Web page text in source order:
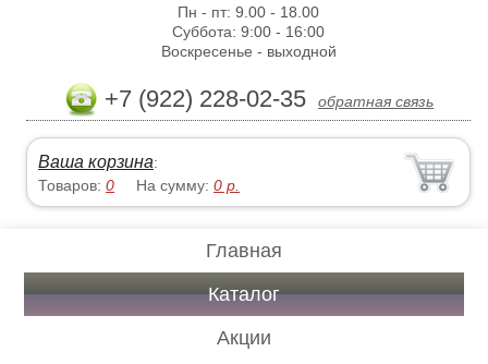
Пн - пт:9.00 - 18.00
Суббота:9:00 - 16:00
Воскресенье - выходной
+7 (922) 228-02-35 обратная связь
Ваша корзина:
Товаров:0 На сумму:0 р.
Главная
Каталог
Акции